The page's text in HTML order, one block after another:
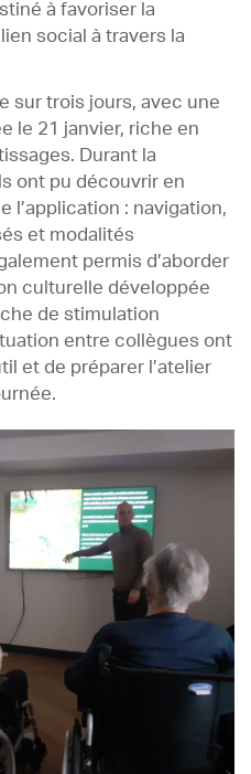
à favoriser la
social à travers la
sur trois jours, avec une
le 21 janvier, riche en
Durant la
ont pu découvrir en
l’application : navigation,
et modalités
permis d’aborder
culturelle développée
de stimulation
entre collègues ont
et de préparer l’atelier